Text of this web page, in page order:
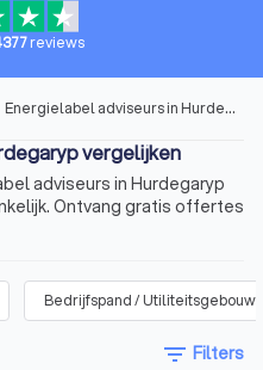
reviews
Energielabel adviseurs in Hurdegaryp
vergelijken
adviseurs in Hurdegaryp
Ontvang gratis offertes
Bedrijfspand / Utiliteitsgebouw
filter_list Filters